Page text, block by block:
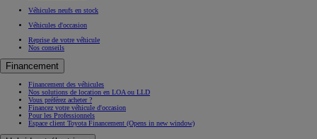
Véhicules neufs en stock
Véhicules d'occasion
Reprise de votre véhicule
Nos conseils
Financement
Financement des véhicules
Nos solutions de location en LOA ou LLD
Vous préférez acheter ?
Financez votre véhicule d'occasion
Pour les Professionnels
Espace client Toyota Financement (Opens in new window)